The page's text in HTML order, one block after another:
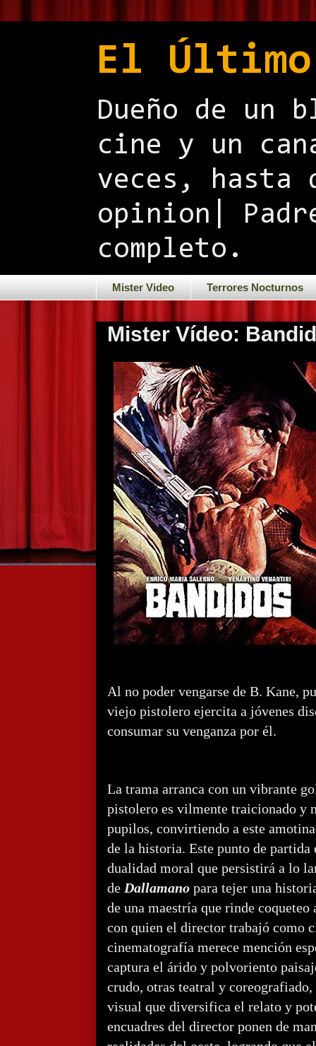
El
Dueño de un
cine y un
veces, hasta
opinion|
completo.
Mister Video Terrores Nocturnos
Mister Vídeo:
Al no poder vengarse de B. Kane,
viejo pistolero ejercita a jóvenes
consumar su venganza por él.
La trama arranca con un vibrante
pistolero es vilmente traicionado y
pupilos, convirtiendo a este
de la historia. Este punto de partida
dualidad moral que persistirá a lo
de Dallamano para tejer una
de una maestría que rinde coqueteo
con quien el director trabajó como
cinematografía merece mención
captura el árido y polvoriento
crudo, otras teatral y
visual que diversifica el relato y
encuadres del director ponen de